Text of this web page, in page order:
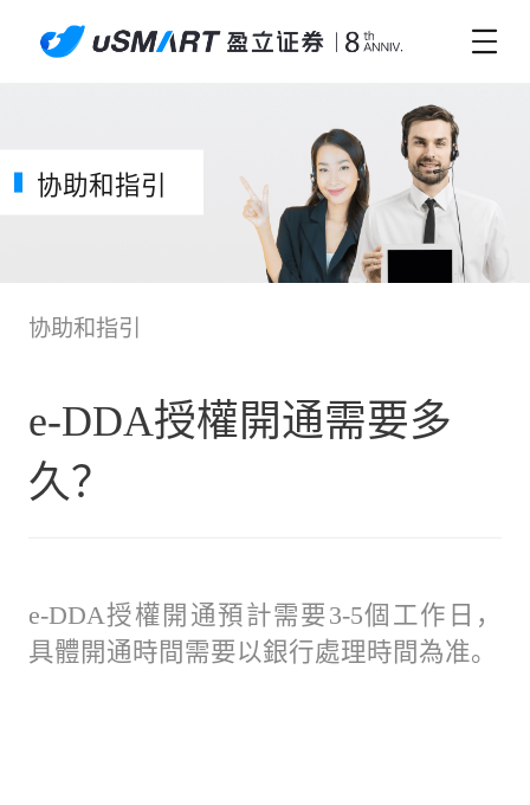
协助和指引
协助和指引
e-DDA授權開通需要多
久？
e-DDA授權開通預計需要3-5個工作日，
具體開通時間需要以銀行處理時間為准。